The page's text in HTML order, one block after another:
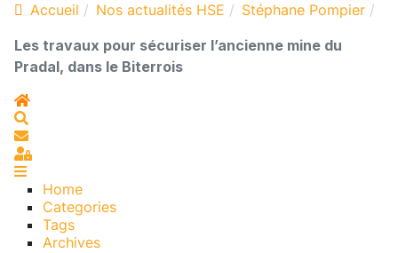
Accueil Nos actualités HSE
Stéphane Pompier
Les travaux pour sécuriser l’ancienne mine du
Pradal, dans le Biterrois
Home
S'abonner au blog
Sign In
Home
Categories
Tags
Archives